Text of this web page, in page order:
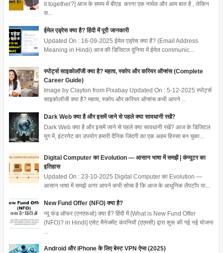
it together?] आज के समय में बीएड करना एक नार्मल और आम बात है , लेकिन
स...
ईमेल एड्रेस क्या है? हिंदी में पूरी जानकारी
Updated On : 16-09-2025 ईमेल एड्रेस क्या है? (Email Address
Meaning in Hindi) आज की डिजिटल दुनिया में ईमेल communic...
स्पोर्ट्स साइकोलॉजी क्या है? महत्व, स्कोप और करियर ऑप्शंस (Complete
Career Guide)
Image by Clayton from Pixabay Updated On : 5-12-2025 स्पोर्ट्स
साइकोलॉजी क्या है? महत्व, स्कोप और करियर ऑप्शंस कभी आपने ...
Dark Web क्या है और इसमें जाने से पहले क्या सावधानी रखें?
Dark Web क्या है और इसमें जाने से पहले क्या सावधानी रखें? आज के डिजिटल
युग में, इंटरनेट का उपयोग हमारी दैनिक जिंदगी का एक अहम हिस्सा बन चुका...
Digital Computer का Evolution — आसान भाषा में समझें | कंप्यूटर का
इतिहास
Updated On : 23-10-2025 Digital Computer का Evolution —
आसान भाषा में समझें अगर आपने कभी सोचा है कि आज के आधुनिक लैपटॉप या...
New Fund Offer (NFO) क्या है?
न्यू फंड ऑफर (एनएफओ) क्या है? हिंदी में [What is New Fund Offer
(NFO)? in Hindi] एसेट मैनेजमेंट कंपनियों (एएमसी) द्वारा शुरू की गई नई योजना
Android और iPhone के लिए बेस्ट VPN ऐप्स (2025)